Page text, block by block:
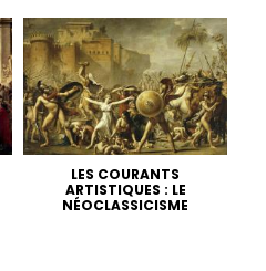
LES COURANTS
ARTISTIQUES : LE
NÉOCLASSICISME